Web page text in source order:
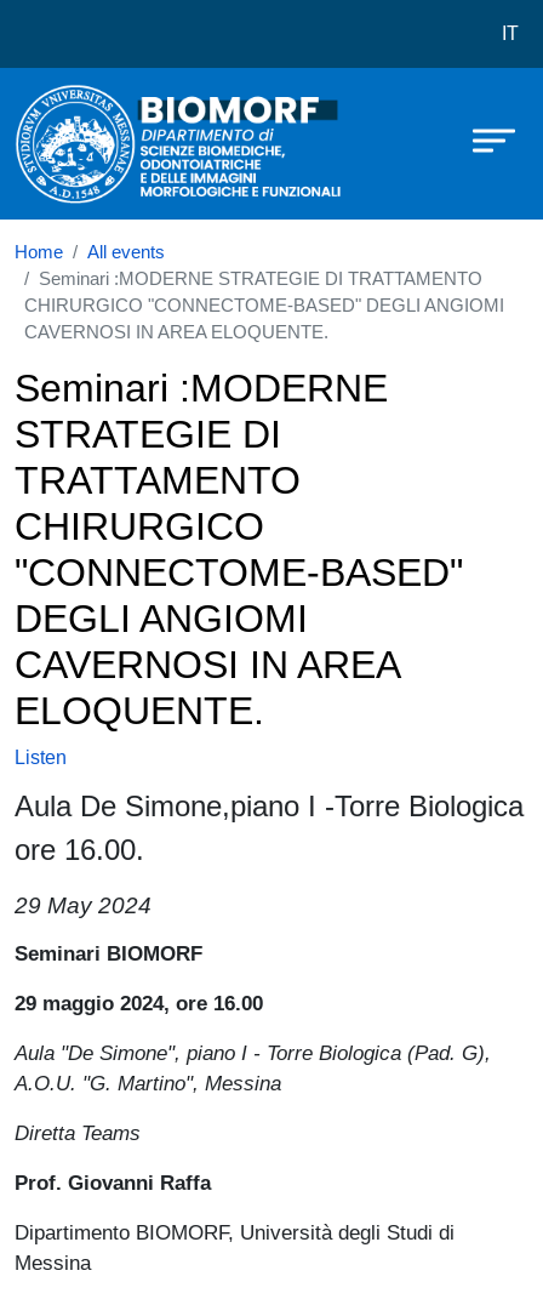
Dipartimento di Scienze IT
Home
All events
Seminari :MODERNE STRATEGIE DI TRATTAMENTO
CHIRURGICO "CONNECTOME-BASED" DEGLI ANGIOMI
CAVERNOSI IN AREA ELOQUENTE.
Seminari :MODERNE
STRATEGIE DI
TRATTAMENTO
CHIRURGICO
"CONNECTOME-BASED"
DEGLI ANGIOMI
CAVERNOSI IN AREA
ELOQUENTE.
Listen
Aula De Simone,piano I -Torre Biologica
ore 16.00.
29 May 2024
Seminari BIOMORF
29 maggio 2024, ore 16.00
Aula "De Simone", piano I - Torre Biologica (Pad. G),
A.O.U. "G. Martino", Messina
Diretta Teams
Prof. Giovanni Raffa
Dipartimento BIOMORF, Università degli Studi di
Messina